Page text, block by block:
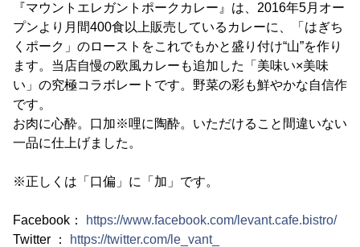
『マウントエレガントポークカレー』は、2016年5月オー
プンより月間400食以上販売しているカレーに、「はぎち
くポーク」のローストをこれでもかと盛り付け“山”を作り
ます。当店自慢の欧風カレーも追加した「美味い×美味
い」の究極コラボレートです。野菜の彩も鮮やかな自信作
です。
お肉に心酔。口加※哩に陶酔。いただけること間違いない
一品に仕上げました。
※正しくは「口偏」に「加」です。
Facebook：
https://www.facebook.com/levant.cafe.bistro/
Twitter ：
https://twitter.com/le_vant_